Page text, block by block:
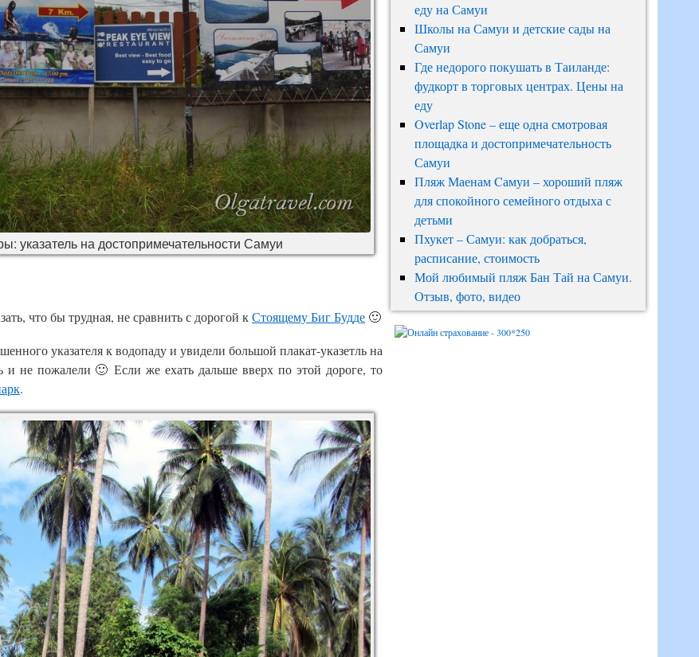
указатель на достопримечательности Самуи
что бы трудная, не сравнить с дорогой кСтоящему Биг Будде 🙂
указателя к водопаду и увидели большой плакат-указетль на
не пожалели 🙂 Если же ехать дальше вверх по этой дороге, то
.
еду на Самуи
Школы на Самуи и детские сады на
Самуи
Где недорого покушать в Таиланде:
фудкорт в торговых центрах. Цены на
еду
Overlap Stone – еще одна смотровая
площадка и достопримечательность
Самуи
Пляж Маенам Cамуи – хороший пляж
для спокойного семейного отдыха с
детьми
Пхукет – Самуи: как добраться,
расписание, стоимость
Мой любимый пляж Бан Тай на Самуи.
Отзыв, фото, видео